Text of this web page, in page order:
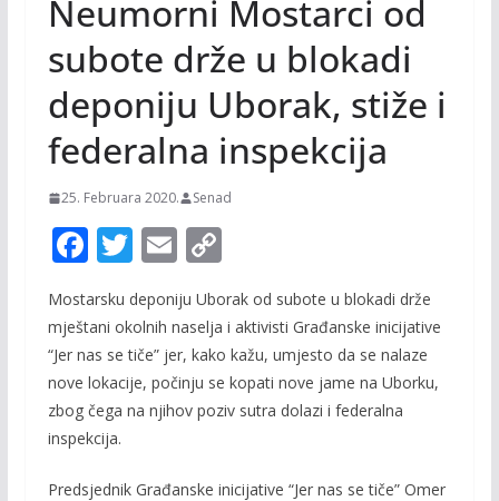
Neumorni Mostarci od
subote drže u blokadi
deponiju Uborak, stiže i
federalna inspekcija
25. Februara 2020. Senad
F
ac
e
b
o
o
k
T
w
itt
er
E
m
ai
l
C
o
p
y
Li
n
Mostarsku deponiju Uborak od subote u blokadi drže
mještani okolnih naselja i aktivisti Građanske inicijative
“Jer nas se tiče” jer, kako kažu, umjesto da se nalaze
nove lokacije, počinju se kopati nove jame na Uborku,
zbog čega na njihov poziv sutra dolazi i federalna
inspekcija.
Predsjednik Građanske inicijative “Jer nas se tiče” Omer